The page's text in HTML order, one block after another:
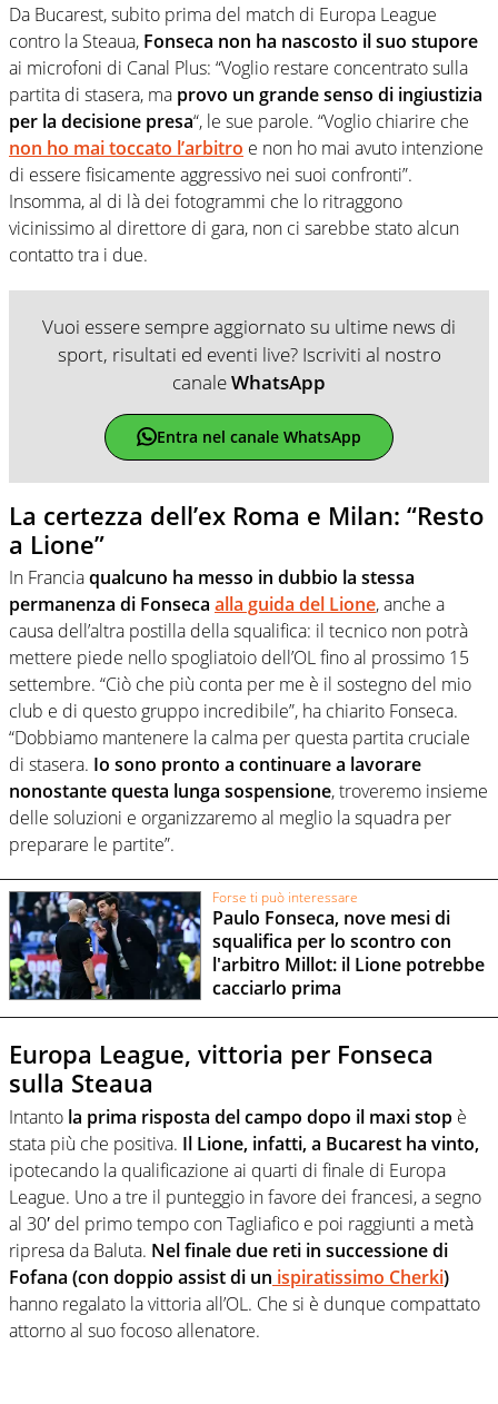
Da Bucarest, subito prima del match di Europa League
contro la Steaua, Fonseca non ha nascosto il suo stupore
ai microfoni di Canal Plus: “Voglio restare concentrato sulla
partita di stasera, ma provo un grande senso di ingiustizia
per la decisione presa“, le sue parole. “Voglio chiarire che
non ho mai toccato l’arbitro e non ho mai avuto intenzione
di essere fisicamente aggressivo nei suoi confronti”.
Insomma, al di là dei fotogrammi che lo ritraggono
vicinissimo al direttore di gara, non ci sarebbe stato alcun
contatto tra i due.
Vuoi essere sempre aggiornato su ultime news di
sport, risultati ed eventi live? Iscriviti al nostro
canaleWhatsApp
Entra nel canale WhatsApp
La certezza dell’ex Roma e Milan: “Resto
a Lione”
In Franciaqualcuno ha messo in dubbio la stessa
permanenza di Fonseca alla guida del Lione, anche a
causa dell’altra postilla della squalifica: il tecnico non potrà
mettere piede nello spogliatoio dell’OL fino al prossimo 15
settembre. “Ciò che più conta per me è il sostegno del mio
club e di questo gruppo incredibile”, ha chiarito Fonseca.
“Dobbiamo mantenere la calma per questa partita cruciale
di stasera. Io sono pronto a continuare a lavorare
nonostante questa lunga sospensione, troveremo insieme
delle soluzioni e organizzaremo al meglio la squadra per
preparare le partite”.
Forse ti può interessare
Paulo Fonseca, nove mesi di
squalifica per lo scontro con
l'arbitro Millot: il Lione potrebbe
cacciarlo prima
Europa League, vittoria per Fonseca
sulla Steaua
Intanto la prima risposta del campo dopo il maxi stop è
stata più che positiva. Il Lione, infatti, a Bucarest ha vinto,
ipotecando la qualificazione ai quarti di finale di Europa
League. Uno a tre il punteggio in favore dei francesi, a segno
al 30′ del primo tempo con Tagliafico e poi raggiunti a metà
ripresa da Baluta. Nel finale due reti in successione di
Fofana (con doppio assist di un ispiratissimo Cherki)
hanno regalato la vittoria all’OL. Che si è dunque compattato
attorno al suo focoso allenatore.